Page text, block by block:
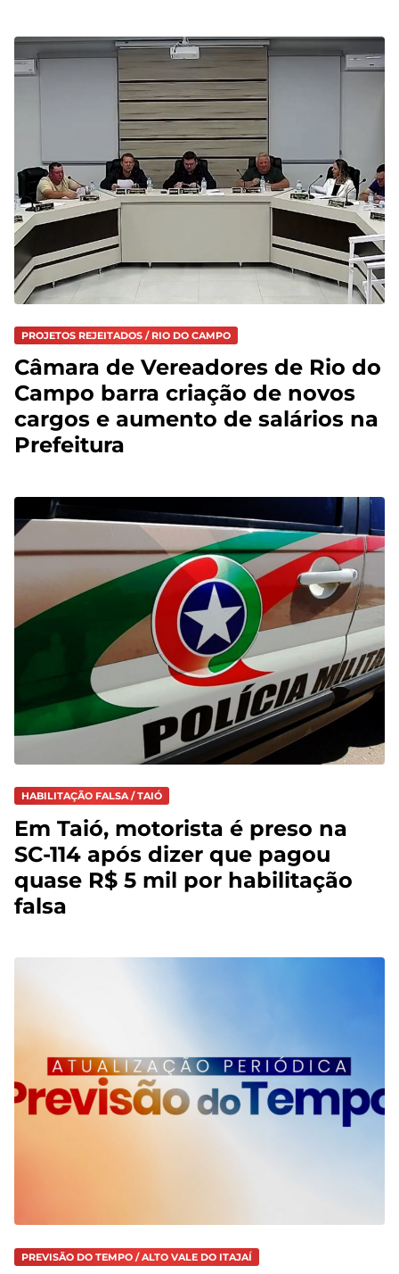
PROJETOS REJEITADOS / RIO DO CAMPO
Câmara de Vereadores de Rio do
Campo barra criação de novos
cargos e aumento de salários na
Prefeitura
HABILITAÇÃO FALSA / TAIÓ
Em Taió, motorista é preso na
SC-114 após dizer que pagou
quase R$ 5 mil por habilitação
falsa
PREVISÃO DO TEMPO / ALTO VALE DO ITAJAÍ